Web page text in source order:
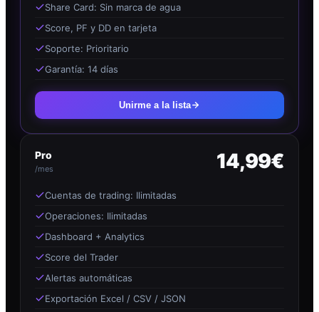
Share Card: Sin marca de agua
Score, PF y DD en tarjeta
Soporte: Prioritario
Garantía: 14 días
Unirme a la lista
Pro
/mes 14,99€
Cuentas de trading: Ilimitadas
Operaciones: Ilimitadas
Dashboard + Analytics
Score del Trader
Alertas automáticas
Exportación Excel / CSV / JSON